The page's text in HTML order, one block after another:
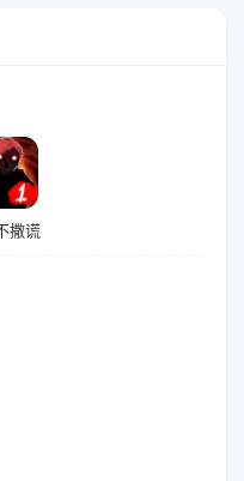
撒谎